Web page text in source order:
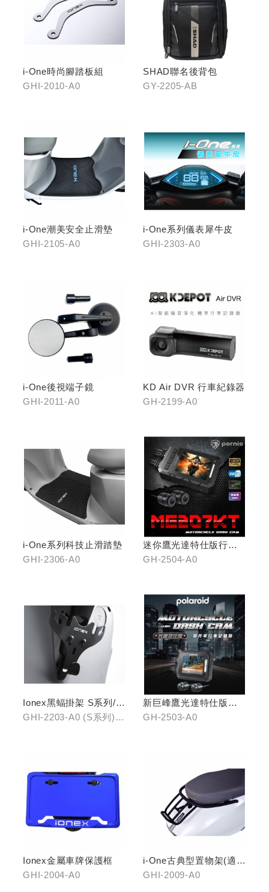
i-One時尚腳踏板組
GHI-2010-A0
SHAD聯名後背包
GY-2205-AB
i-One潮美安全止滑墊
GHI-2105-A0
i-One系列儀表犀牛皮
GHI-2303-A0
i-One後視端子鏡
GHI-2011-A0
KD Air DVR 行車紀錄器
GH-2199-A0
i-One系列科技止滑踏墊
GHI-2306-A0
迷你鷹光達特仕版行車
記錄器
GH-2504-A0
Ionex黑蝠掛架 S系列/i-
One
GHI-2203-A0 (S系列)、
新巨峰鷹光達特仕版行
車紀錄器
GH-2503-A0
Ionex金屬車牌保護框
GHI-2004-A0
i-One古典型置物架(適用
i-One/i-One AIR)
GHI-2009-A0